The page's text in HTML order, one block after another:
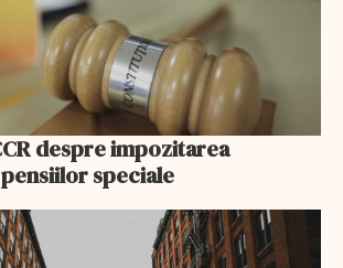
despre impozitarea
speciale